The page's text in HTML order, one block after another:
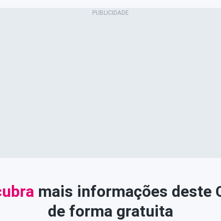
mais informações deste
de forma gratuita